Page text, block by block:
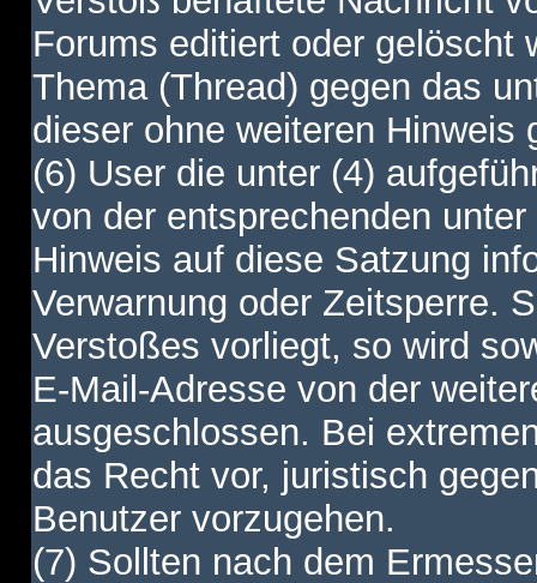
Forums editiert oder gelöscht
Thema (Thread) gegen das
dieser ohne weiteren Hinweis
(6) User die unter (4)
von der entsprechenden
Hinweis auf diese Satzung
Verwarnung oder Zeitsperre.
Verstoßes vorliegt, so wird
E-Mail-Adresse von der
ausgeschlossen. Bei
das Recht vor, juristisch
Benutzer vorzugehen.
(7) Sollten nach dem